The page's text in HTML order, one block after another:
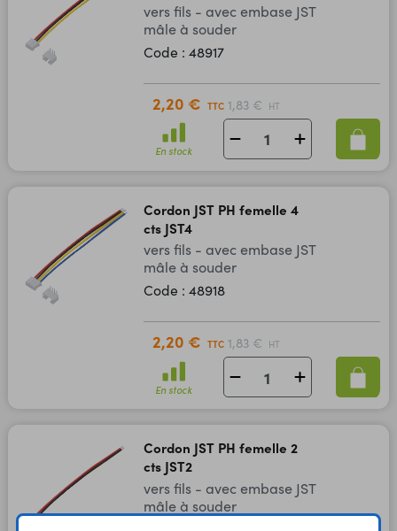
vers fils - avec embase JST
mâle à souder
Code : 48917
2,20 € TTC 1,83 € HT
En stock
Cordon JST PH femelle 4
cts JST4
vers fils - avec embase JST
mâle à souder
Code : 48918
2,20 € TTC 1,83 € HT
En stock
Cordon JST PH femelle 2
cts JST2
vers fils - avec embase JST
mâle à souder